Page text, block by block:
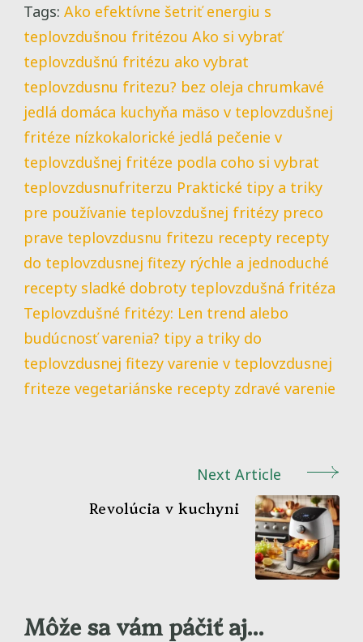
Tags: Ako efektívne šetriť energiu s
teplovzdušnou fritézou Ako si vybrať
teplovzdušnú fritézu ako vybrat
teplovzdusnu fritezu? bez oleja chrumkavé
jedlá domáca kuchyňa mäso v teplovzdušnej
fritéze nízkokalorické jedlá pečenie v
teplovzdušnej fritéze podla coho si vybrat
teplovzdusnufriterzu Praktické tipy a triky
pre používanie teplovzdušnej fritézy preco
prave teplovzdusnu fritezu recepty recepty
do teplovzdusnej fitezy rýchle a jednoduché
recepty sladké dobroty teplovzdušná fritéza
Teplovzdušné fritézy: Len trend alebo
budúcnosť varenia? tipy a triky do
teplovzdusnej fitezy varenie v teplovzdusnej
friteze vegetariánske recepty zdravé varenie
Navigation
Next Article
Revolúcia v kuchyni
Môže sa vám páčiť aj...